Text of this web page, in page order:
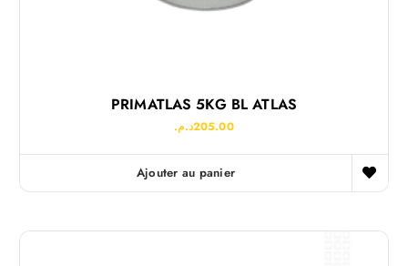
PRIMATLAS 5KG BL ATLAS
205.00د.م.
Ajouter au panier